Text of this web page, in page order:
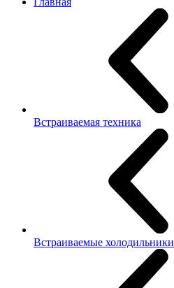
Встраиваемая техника
Встраиваемые холодильники